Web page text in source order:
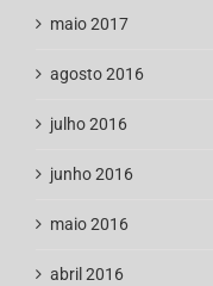
maio 2017
agosto 2016
julho 2016
junho 2016
maio 2016
abril 2016